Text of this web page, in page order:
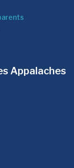
Appalaches